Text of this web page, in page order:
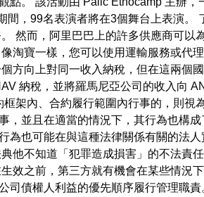
，99名表演者將在3個舞台上表演。
然而，阿里巴巴上的許多供應商可
淘寶一樣，您可以使用運輸服務或代
方向上對同一收入納稅，但在這兩個
納稅，並將羅馬尼亞公司的收入向
架內、合約履行範圍內行事的，則視
並且在適當的情況下，其行為也構
為也可能在與這種法律關係有關的法
他不知道「犯罪造成損害」的不法責
效之前，第三方就有機會在某些情況
司債權人利益的優先順序履行管理職